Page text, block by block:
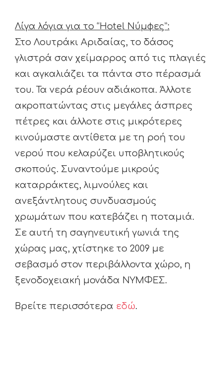
Λίγα λόγια για το “Hotel Νύμφες”:
Στο Λουτράκι Αριδαίας, το δάσος
γλιστρά σαν χείμαρρος από τις πλαγιές
και αγκαλιάζει τα πάντα στο πέρασμά
του. Τα νερά ρέουν αδιάκοπα. Άλλοτε
ακροπατώντας στις μεγάλες άσπρες
πέτρες και άλλοτε στις μικρότερες
κινούμαστε αντίθετα με τη ροή του
νερού που κελαρύζει υποβλητικούς
σκοπούς. Συναντούμε μικρούς
καταρράκτες, λιμνούλες και
ανεξάντλητους συνδυασμούς
χρωμάτων που κατεβάζει η ποταμιά.
Σε αυτή τη σαγηνευτική γωνιά της
χώρας μας, χτίστηκε το 2009 με
σεβασμό στον περιβάλλοντα χώρο, η
ξενοδοχειακή μονάδα ΝΥΜΦΕΣ.
Βρείτε περισσότερα εδώ.